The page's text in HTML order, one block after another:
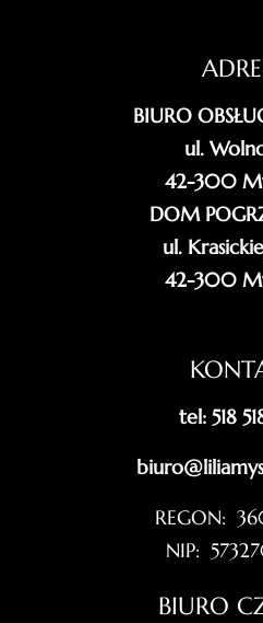
BIURO
ul.
42-300
DOM
ul.
42-300
tel: 518
REGON:
NIP:
BIURO